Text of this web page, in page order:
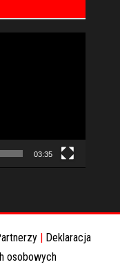
03:35
Deklaracja
osobowych